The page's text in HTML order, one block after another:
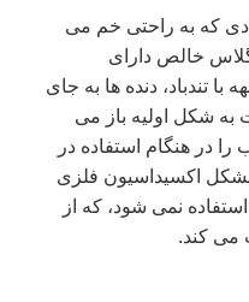
که به راحتی خم می
خالص دارای
تندباد، دنده ها به جای
شکل اولیه باز می
در هنگام استفاده در
اکسیداسیون فلزی
نمی شود، که از
می کند.